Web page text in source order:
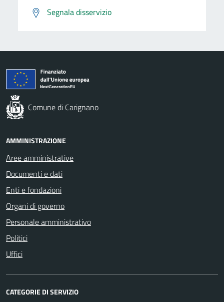
Segnala disservizio
Comune di Carignano
AMMINISTRAZIONE
Aree amministrative
Documenti e dati
Enti e fondazioni
Organi di governo
Personale amministrativo
Politici
Uffici
CATEGORIE DI SERVIZIO